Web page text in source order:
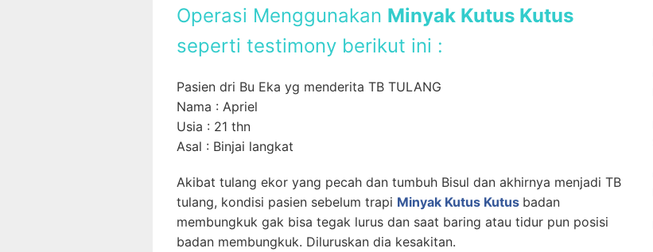
Operasi Menggunakan Minyak Kutus Kutus
seperti testimony berikut ini :
Pasien dri Bu Eka yg menderita TB TULANG
Nama : Apriel
Usia : 21 thn
Asal : Binjai langkat
Akibat tulang ekor yang pecah dan tumbuh Bisul dan akhirnya menjadi TB
tulang, kondisi pasien sebelum trapi Minyak Kutus Kutus badan
membungkuk gak bisa tegak lurus dan saat baring atau tidur pun posisi
badan membungkuk. Diluruskan dia kesakitan.